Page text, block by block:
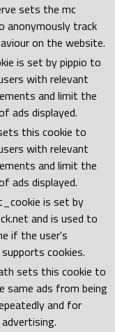
sets the mc
anonymously track
on the website.
is set by pippio to
with relevant
and limit the
ads displayed.
this cookie to
with relevant
and limit the
ads displayed.
is set by
and is used to
if the user's
cookies.
sets this cookie to
same ads from being
and for